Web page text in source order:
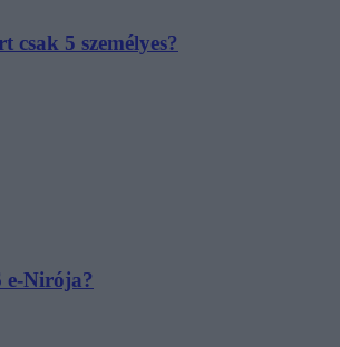
5 személyes?
e-Nirója?